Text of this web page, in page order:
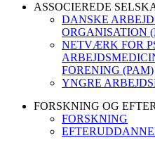
ASSOCIEREDE
DANSKE
ORGANISATION
NETVÆRK FOR
FORENING (PAM)
YNGRE
FORSKNING OG
FORSKNING